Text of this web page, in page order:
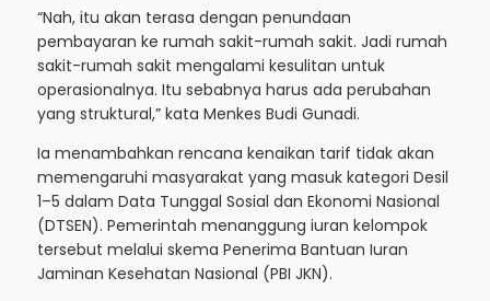
“Nah, itu akan terasa dengan penundaan
pembayaran ke rumah sakit-rumah sakit. Jadi rumah
sakit-rumah sakit mengalami kesulitan untuk
operasionalnya. Itu sebabnya harus ada perubahan
yang struktural,” kata Menkes Budi Gunadi.
Ia menambahkan rencana kenaikan tarif tidak akan
memengaruhi masyarakat yang masuk kategori Desil
1–5 dalam Data Tunggal Sosial dan Ekonomi Nasional
(DTSEN). Pemerintah menanggung iuran kelompok
tersebut melalui skema Penerima Bantuan Iuran
Jaminan Kesehatan Nasional (PBI JKN).